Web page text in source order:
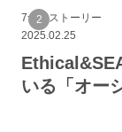
7つのストーリー
2025.02.25
いる「オー